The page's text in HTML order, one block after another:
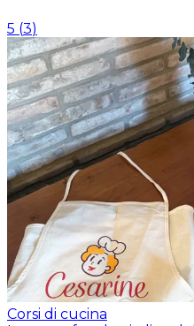
5 (3)
Corsi di cucina